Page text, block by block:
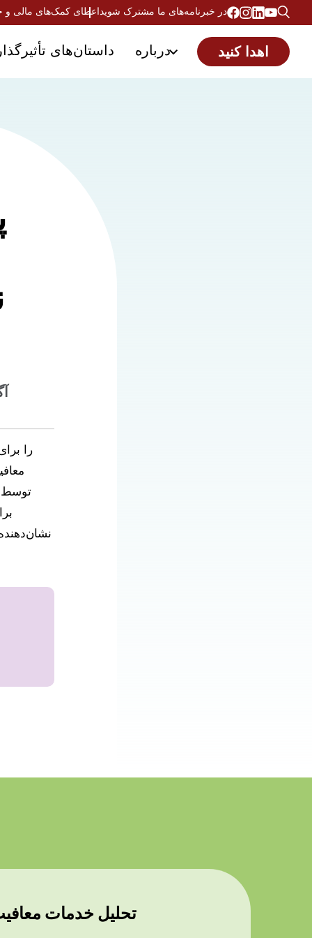
اعطای کمک‌های مالی ودر خبرنامه‌های ما مشترک شوید
داستان‌های تأثیرگذار درباره اهدا کنید
توسط
تحلیل خدمات